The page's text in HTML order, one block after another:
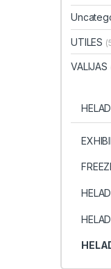
UTILES
VALIJAS